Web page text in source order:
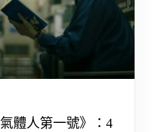
體人第一號》：4